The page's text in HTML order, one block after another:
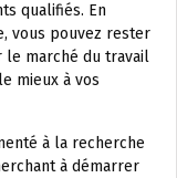
qualifiés. En
vous pouvez rester
marché du travail
mieux à vos
à la recherche
à démarrer